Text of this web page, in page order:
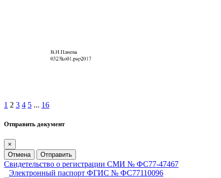
1 2 3 4 5 ... 16
Отправить документ
×
Отмена
Отправить
Свидетельство о регистрации СМИ № ФС77-47467
Электронный паспорт ФГИС № ФС77110096